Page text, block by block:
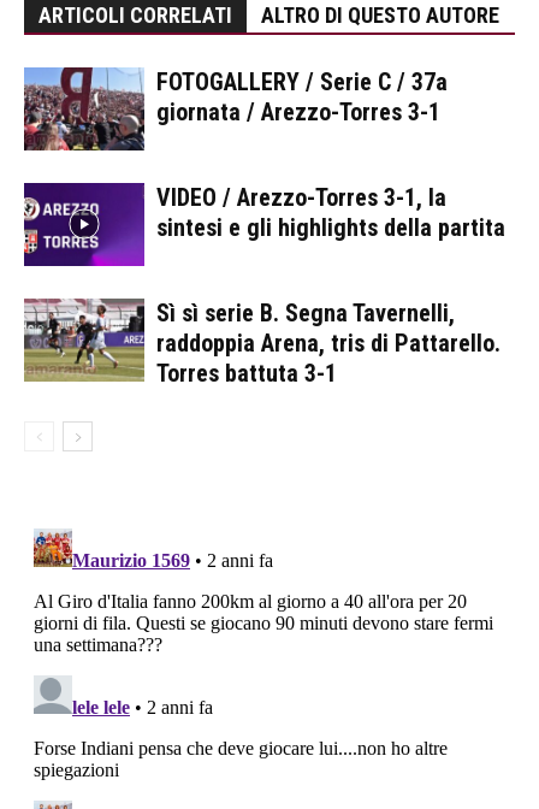
ARTICOLI CORRELATI ALTRO DI QUESTO AUTORE
FOTOGALLERY / Serie C / 37a
giornata / Arezzo-Torres 3-1
VIDEO / Arezzo-Torres 3-1, la
sintesi e gli highlights della partita
Sì sì serie B. Segna Tavernelli,
raddoppia Arena, tris di Pattarello.
Torres battuta 3-1